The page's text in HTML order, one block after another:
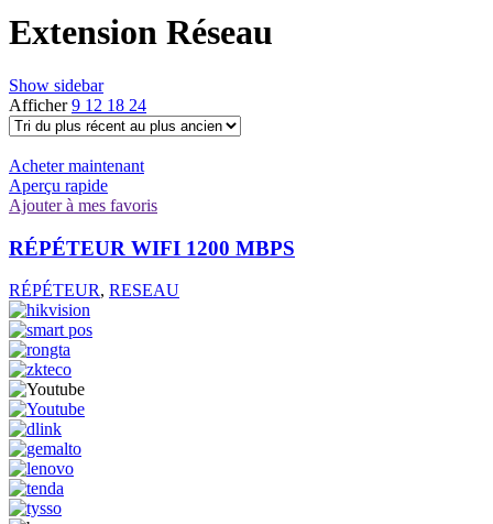
Extension Réseau
Show sidebar
Afficher9 12 18 24
Acheter maintenant
Aperçu rapide
Ajouter à mes favoris
RÉPÉTEUR WIFI 1200 MBPS
RÉPÉTEUR, RESEAU